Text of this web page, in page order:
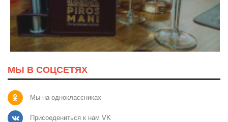
МЫ В СОЦСЕТЯХ
Мы на одноклассниках
Присоедениться к нам VK